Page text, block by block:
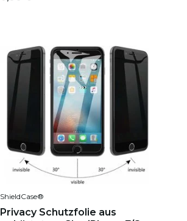
ShieldCase®
Privacy Schutzfolie aus